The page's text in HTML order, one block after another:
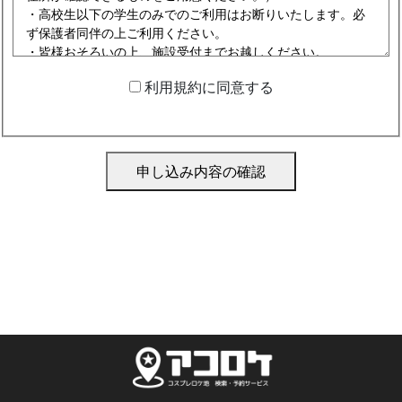
利用規約に同意する
申し込み内容の確認